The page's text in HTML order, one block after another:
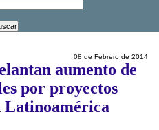
08 de Febrero de 2014
aumento de
por proyectos
Latinoamérica